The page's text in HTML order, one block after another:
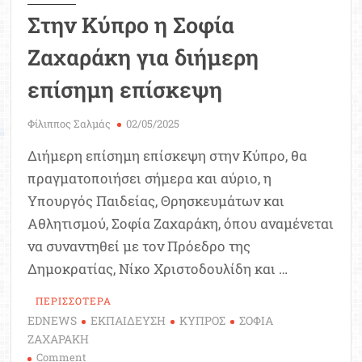
Στην Κύπρο η Σοφία
Ζαχαράκη για διήμερη
επίσημη επίσκεψη
Φίλιππος Σαλμάς 02/05/2025
Διήμερη επίσημη επίσκεψη στην Κύπρο, θα
πραγματοποιήσει σήμερα και αύριο, η
Υπουργός Παιδείας, Θρησκευμάτων και
Αθλητισμού, Σοφία Ζαχαράκη, όπου αναμένεται
να συναντηθεί με τον Πρόεδρο της
Δημοκρατίας, Νίκο Χριστοδουλίδη και …
ΠΕΡΙΣΣΟΤΕΡΑ
EDNEWS ΕΚΠΑΙΔΕΥΣΗ ΚΥΠΡΟΣ
ΣΟΦΙΑ
ΖΑΧΑΡΑΚΗ
Comment